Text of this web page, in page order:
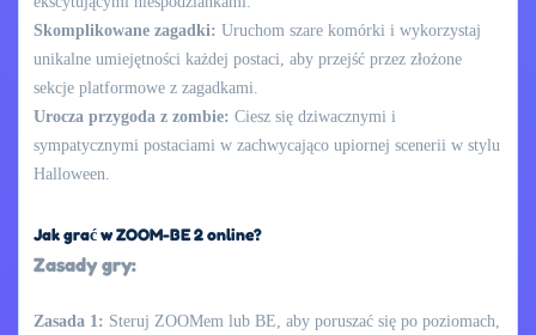
Skomplikowane zagadki: Uruchom szare komórki i wykorzystaj
unikalne umiejętności każdej postaci, aby przejść przez złożone
sekcje platformowe z zagadkami.
Urocza przygoda z zombie: Ciesz się dziwacznymi i
sympatycznymi postaciami w zachwycająco upiornej scenerii w stylu
Halloween.
Jak grać w ZOOM-BE 2 online?
Zasady gry:
Zasada 1: Steruj ZOOMem lub BE, aby poruszać się po poziomach,